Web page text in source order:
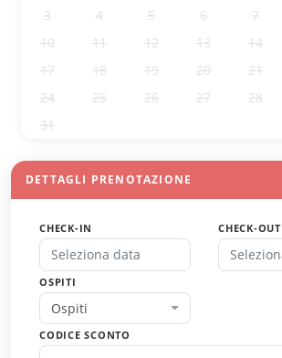
3
4 5 6 7
10
11 12 13 14
17
18 19 20 21
24
25 26 27 28
31
DETTAGLI PRENOTAZIONE
CHECK-IN CHECK-OUT
OSPITI
Ospiti
CODICE SCONTO